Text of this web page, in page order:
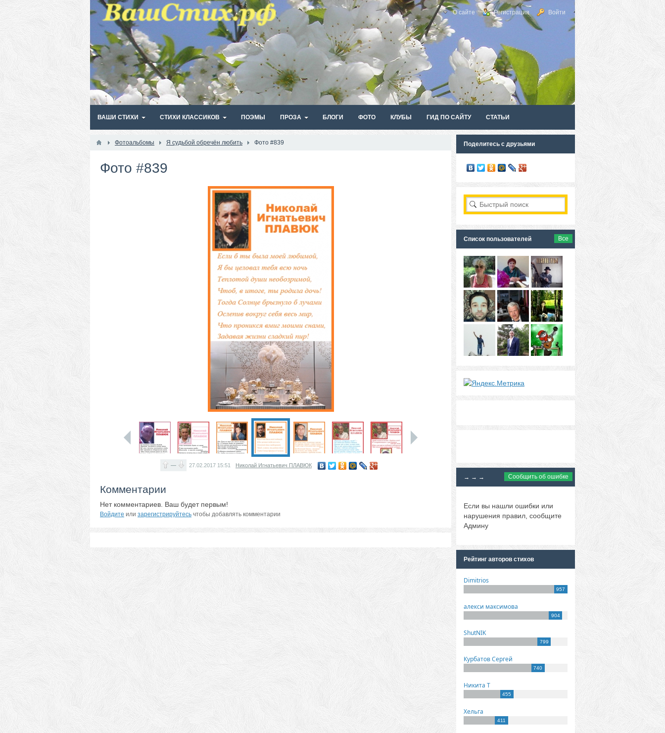
О сайте Регистрация Войти
ВАШИ СТИХИ СТИХИ КЛАССИКОВ ПОЭМЫ ПРОЗА БЛОГИ ФОТО КЛУБЫ ГИД ПО САЙТУ СТАТЬИ
Фотоальбомы Я судьбой обречён любить Фото #839
Фото #839
— 27.02.2017 15:51 Николай Игнатьевич ПЛАВЮК
Комментарии
Нет комментариев. Ваш будет первым!
Войдите или зарегистрируйтесь чтобы добавлять комментарии
Поделитесь с друзьями
Список пользователей Все
→ → → Сообщить об ошибке
Если вы нашли ошибки или
нарушения правил, сообщите
Админу
Рейтинг авторов стихов
Dimitrios
957
алекси максимова
904
ShutNIK
799
Курбатов Сергей
740
Никита Т
455
Хельга
411